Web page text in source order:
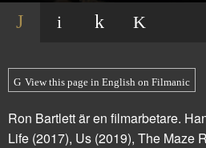
View this page in English on Filmanic
Ron Bartlett är en filmarbetare.
Life (2017), Us (2019), The Maze